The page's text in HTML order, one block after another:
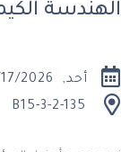
الهندسة
أحد, 05/17/2026 - 13:00
B15-3-2-135